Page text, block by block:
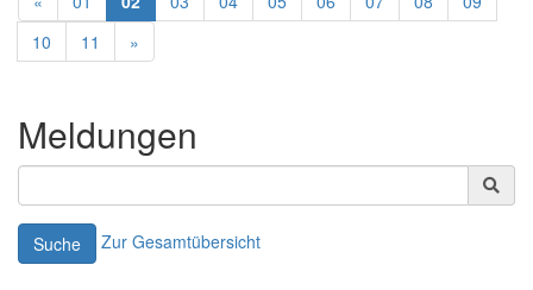
10
11 »
Meldungen
Suche Zur Gesamtübersicht